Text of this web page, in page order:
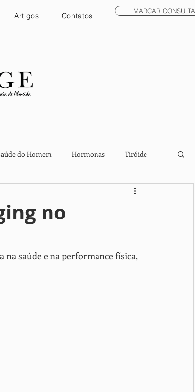
Artigos Contatos
MARCAR CONSULTA
do Homem Hormonas Tiróide
meditação
no
saúde e na performance física,